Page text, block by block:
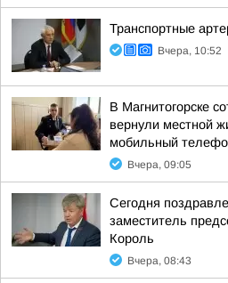
Транспортные
Вчера, 10:52
В Магнитогорске
вернули местной
мобильный
Вчера, 09:05
Сегодня
заместитель
Король
Вчера, 08:43